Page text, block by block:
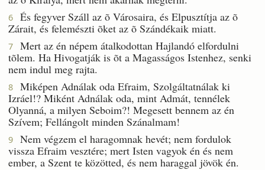
6
És fegyver Száll az õ Városaira, és Elpusztítja az õ
Zárait, és felemészti õket az õ Szándékaik miatt.
7
Mert az én népem átalkodottan Hajlandó elfordulni
tõlem. Ha Hivogatják is õt a Magasságos Istenhez, senki
nem indul meg rajta.
8
Miképen Adnálak oda Efraim, Szolgáltatnálak ki
Izráel!? Miként Adnálak oda, mint Admát, tennélek
Olyanná, a milyen Seboim?! Megesett bennem az én
Szívem; Fellángolt minden Szánalmam!
9
Nem végzem el haragomnak hevét; nem fordulok
vissza Efraim vesztére; mert Isten vagyok én és nem
ember, a Szent te közötted, és nem haraggal jövök én.